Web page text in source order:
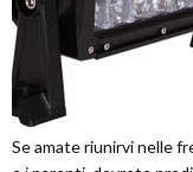
Se amate riunirvi nelle